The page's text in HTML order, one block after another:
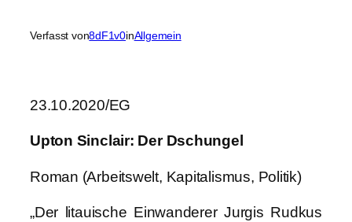
Verfasst von8dF1v0inAllgemein
23.10.2020/EG
Upton Sinclair: Der Dschungel
Roman (Arbeitswelt, Kapitalismus, Politik)
„Der litauische Einwanderer Jurgis Rudkus